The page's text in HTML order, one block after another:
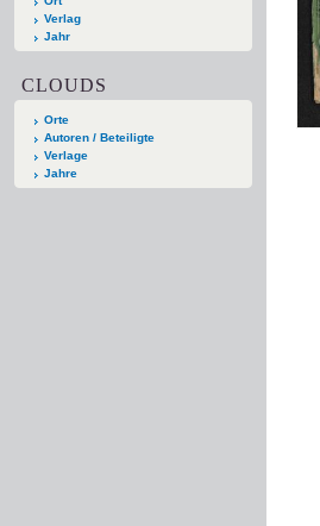
Verlag
Jahr
CLOUDS
Orte
Autoren / Beteiligte
Verlage
Jahre